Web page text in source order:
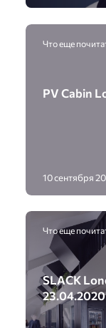
Что еще
PV Cabin
10 сентября
Что еще
SLACK
23.04.2020